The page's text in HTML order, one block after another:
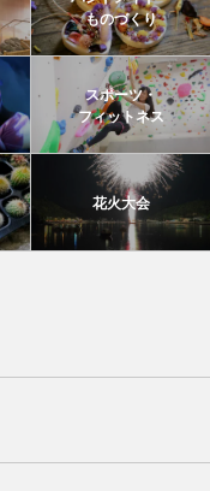
ものづくり
スポーツ・
フィットネス
花火大会